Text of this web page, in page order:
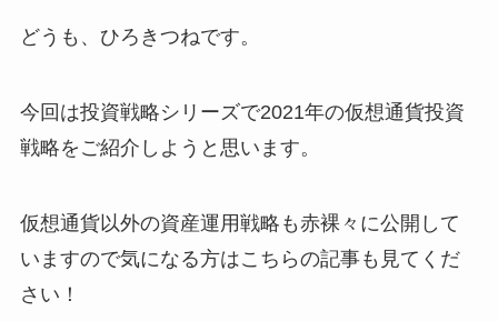
どうも、ひろきつねです。
今回は投資戦略シリーズで2021年の仮想通貨投資
戦略をご紹介しようと思います。
仮想通貨以外の資産運用戦略も赤裸々に公開して
いますので気になる方はこちらの記事も見てくだ
さい！